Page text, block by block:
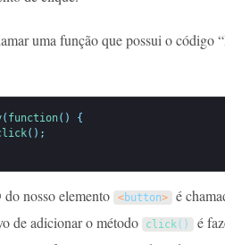
uma função que possui o código
( function( )
{
( ) ;
nosso elemento <button> é
de adicionar o método click( )
é